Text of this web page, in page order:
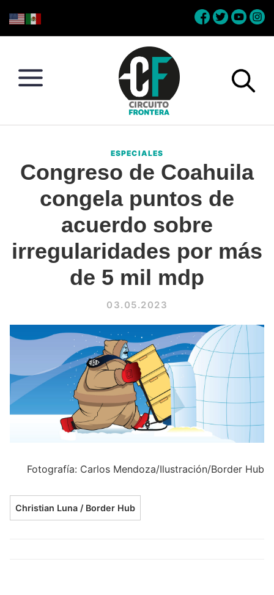
to
to
to
to
Conéctate
la
frontera
ESPECIALES
Congreso de Coahuila
congela puntos de
acuerdo sobre
irregularidades por más
de 5 mil mdp
03.05.2023
Fotografía: Carlos Mendoza/Ilustración/Border Hub
Christian Luna / Border Hub